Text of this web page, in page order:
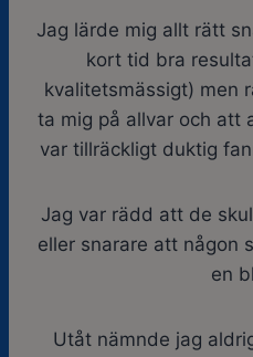
Jag lärde mig allt rätt
kort tid bra
kvalitetsmässigt) men
ta mig på allvar och att
var tillräckligt duktig
Jag var rädd att de
eller snarare att någon
en
Utåt nämnde jag